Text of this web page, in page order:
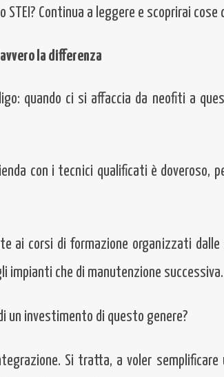
Continua a leggere e scoprirai cose
la differenza
quando ci si affaccia da neofiti a
con i tecnici qualificati è doveroso,
ai corsi di formazione organizzati
impianti che di manutenzione successiva.
un investimento di questo genere?
Si tratta, a voler